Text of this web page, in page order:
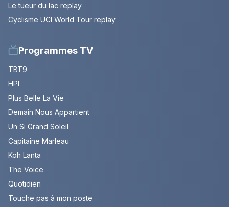
Le tueur du lac replay
Cyclisme UCI World Tour replay
Programmes TV
TBT9
HPI
Plus Belle La Vie
Demain Nous Appartient
Un Si Grand Soleil
Capitaine Marleau
Koh Lanta
The Voice
Quotidien
Touche pas à mon poste